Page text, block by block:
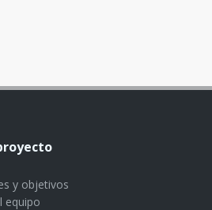
y objetivos
equipo